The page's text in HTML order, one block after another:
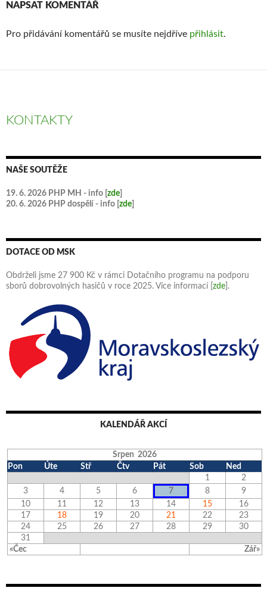
NAPSAT KOMENTÁŘ
Pro přidávání komentářů se musíte nejdříve přihlásit.
KONTAKTY
NAŠE SOUTĚŽE
19. 6. 2026 PHP MH - info [ zde
20. 6. 2026 PHP dospělí - info [ zde
DOTACE OD MSK
Obdrželi jsme 27 900 Kč v rámci Dotačního programu na podporu
sborů dobrovolných hasičů v roce 2025. Více informací [ zde ].
KALENDÁŘ AKCÍ
Srpen 2026
Pon
Úte Stř Čtv Pát Sob Ned
«Čec Zář»
1
2
3
4 5 6 7 8
9
10
11 12 13 14 15
16
17
18 19 20 21 22
23
24
25 26 27 28 29
30
31